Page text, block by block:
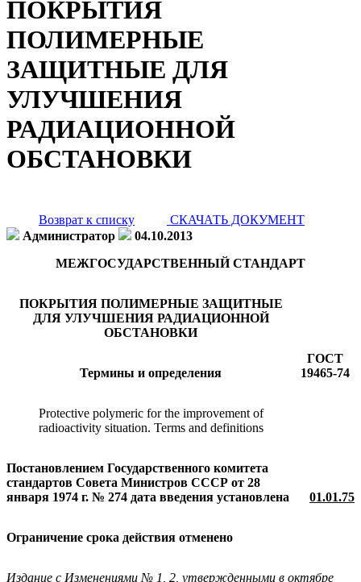
ПОКРЫТИЯ
ПОЛИМЕРНЫЕ
ЗАЩИТНЫЕ ДЛЯ
УЛУЧШЕНИЯ
РАДИАЦИОННОЙ
ОБСТАНОВКИ
Возврат к списку
СКАЧАТЬ ДОКУМЕНТ
Администратор
04.10.2013
МЕЖГОСУДАРСТВЕННЫЙ СТАНДАРТ
ПОКРЫТИЯ ПОЛИМЕРНЫЕ ЗАЩИТНЫЕ
ДЛЯ УЛУЧШЕНИЯ РАДИАЦИОННОЙ
ОБСТАНОВКИ
ГОСТ
19465-74
Термины и определения
Protective polymeric for the improvement of
radioactivity situation. Terms and definitions
Постановлением Государственного комитета
стандартов Совета Министров СССР от 28
января 1974 г. № 274 дата введения установлена
01.01.75
Ограничение срока действия отменено
Издание с Изменениями № 1, 2, утвержденными в октябре